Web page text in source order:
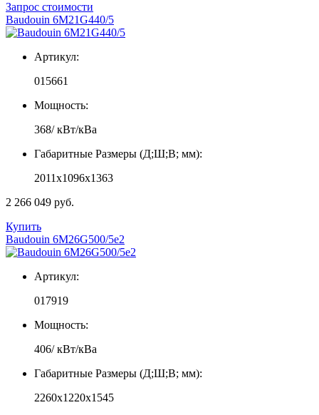
Запрос стоимости
Baudouin 6M21G440/5
Артикул:
015661
Мощность:
368/ кВт/кВа
Габаритные Размеры (Д;Ш;В; мм):
2011x1096x1363
2 266 049 руб.
Купить
Baudouin 6M26G500/5e2
Артикул:
017919
Мощность:
406/ кВт/кВа
Габаритные Размеры (Д;Ш;В; мм):
2260x1220x1545